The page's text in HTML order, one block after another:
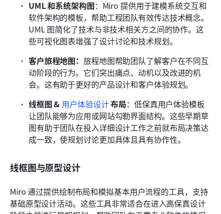
UML 和系统架构图：Miro 提供用于建模系统交互和
软件架构的模板，帮助工程团队有效传达技术概念。
UML 图简化了技术与非技术相关方之间的协作。这
些可视化图表增强了设计讨论和技术规划。
客户旅程地图：旅程地图帮助团队了解客户在不同互
动阶段的行为。它们突出痛点、动机以及改进的机
会。这有助于更好的产品设计和客户体验规划。
线框图 & 用户体验设计 布局：低保真用户体验模板
让团队能够为应用或网站勾勒界面结构。这些早期草
图有助于团队在投入详细设计工作之前就布局决策达
成一致，使规划讨论更加具体且具有协作性。
线框图与原型设计
Miro 通过提供绘制布局和模拟基本用户流程的工具，支持
基础原型设计活动。这些工具非常适合在进入高保真设计